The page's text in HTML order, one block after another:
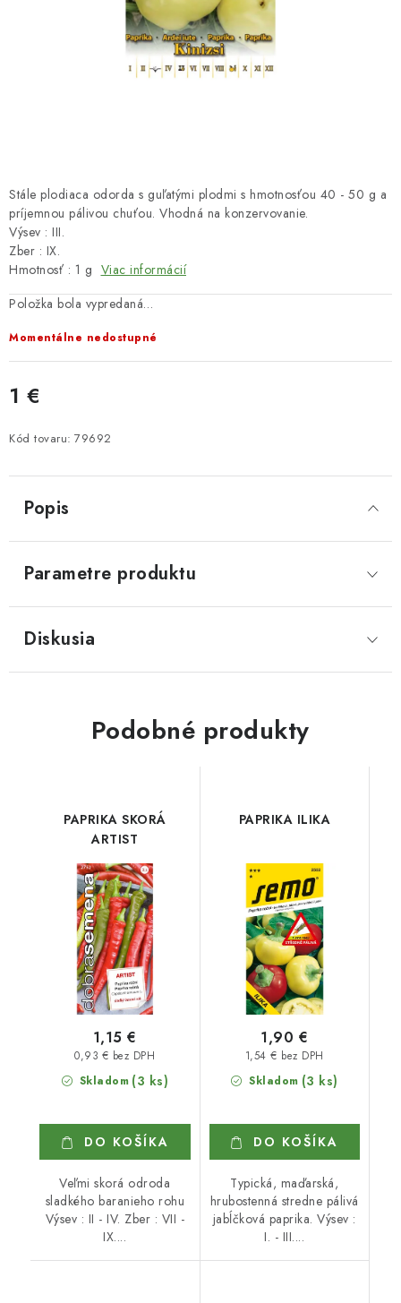
PRIESADY ZELENINY
Kontakty
Podmienky ochrany osobných údajov
Stále plodiaca odorda s guľatými plodmi s hmotnosťou 40 - 50 g a
príjemnou pálivou chuťou. Vhodná na konzervovanie.
Výsev : III.
Zber : IX.
Hmotnosť : 1 g Viac informácií
Položka bola vypredaná…
Momentálne nedostupné
1 €
Kód tovaru: 79692
Popis
Parametre produktu
Diskusia
Podobné produkty
PAPRIKA SKORÁ
ARTIST
Skladom (3 ks)
0,93 € bez DPH
1,15 €
DO KOŠÍKA
Veľmi skorá odroda
sladkého baranieho rohu
Výsev : II - IV. Zber : VII -
IX....
PAPRIKA ILIKA
Skladom (3 ks)
1,54 € bez DPH
1,90 €
DO KOŠÍKA
Typická, maďarská,
hrubostenná stredne pálivá
jabĺčková paprika. Výsev :
I. - III....